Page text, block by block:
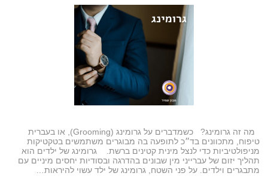
מה זה גרומינג? כשמדברים על גרומינג (Grooming), או בעברית
טיפוח, מתכוונים בד״כ לתופעה בה מבוגרים משתמשים בטקטיקות
מניפולטיביות כדי לנצל מינית קטינים ברשת. גרומינג של ילדים הוא
תהליך יזום של עברייני מין שבונים בהדרגה ובסודיות יחסים מיניים עם
מתבגרים וילדים. על פני השטח, גרומינג של ילד עשוי להיראות…